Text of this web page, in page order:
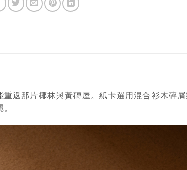
返那片椰林與黃磚屋。紙卡選用混合衫木碎